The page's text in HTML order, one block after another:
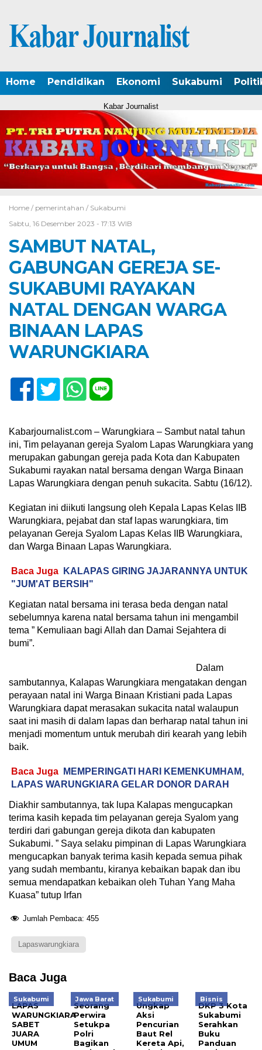
Home Pendidikan Ekonomi Sukabumi
Kabar Journalist
Home / pemerintahan / Sukabumi
Sabtu, 16 Desember 2023 - 17:13 WIB
SAMBUT NATAL,
GABUNGAN GEREJA SE-
SUKABUMI RAYAKAN
NATAL DENGAN WARGA
BINAAN LAPAS
WARUNGKIARA
Kabarjournalist.com – Warungkiara – Sambut natal tahun
ini, Tim pelayanan gereja Syalom Lapas Warungkiara yang
merupakan gabungan gereja pada Kota dan Kabupaten
Sukabumi rayakan natal bersama dengan Warga Binaan
Lapas Warungkiara dengan penuh sukacita. Sabtu (16/12).
Kegiatan ini diikuti langsung oleh Kepala Lapas Kelas IIB
Warungkiara, pejabat dan staf lapas warungkiara, tim
pelayanan Gereja Syalom Lapas Kelas IIB Warungkiara,
dan Warga Binaan Lapas Warungkiara.
Baca Juga
KALAPAS GIRING JAJARANNYA UNTUK
"JUM'AT BERSIH"
Kegiatan natal bersama ini terasa beda dengan natal
sebelumnya karena natal bersama tahun ini mengambil
tema ” Kemuliaan bagi Allah dan Damai Sejahtera di
bumi”.
Dalam
sambutannya, Kalapas Warungkiara mengatakan dengan
perayaan natal ini Warga Binaan Kristiani pada Lapas
Warungkiara dapat merasakan sukacita natal walaupun
saat ini masih di dalam lapas dan berharap natal tahun ini
menjadi momentum untuk merubah diri kearah yang lebih
baik.
Baca Juga
MEMPERINGATI HARI KEMENKUMHAM,
LAPAS WARUNGKIARA GELAR DONOR DARAH
Diakhir sambutannya, tak lupa Kalapas mengucapkan
terima kasih kepada tim pelayanan gereja Syalom yang
terdiri dari gabungan gereja dikota dan kabupaten
Sukabumi. ” Saya selaku pimpinan di Lapas Warungkiara
mengucapkan banyak terima kasih kepada semua pihak
yang sudah membantu, kiranya kebaikan bapak dan ibu
semua mendapatkan kebaikan oleh Tuhan Yang Maha
Kuasa” tutup Irfan
Jumlah Pembaca: 455
Lapaswarungkiara
Baca Juga
Sukabumi
LAPAS
WARUNGKIARA
SABET
JUARA
UMUM
Jawa Barat
Seorang
Perwira
Setukpa
Polri
Bagikan
Sukabumi
Ungkap
Aksi
Pencurian
Baut Rel
Kereta Api,
Bisnis
DKP 3 Kota
Sukabumi
Serahkan
Buku
Panduan